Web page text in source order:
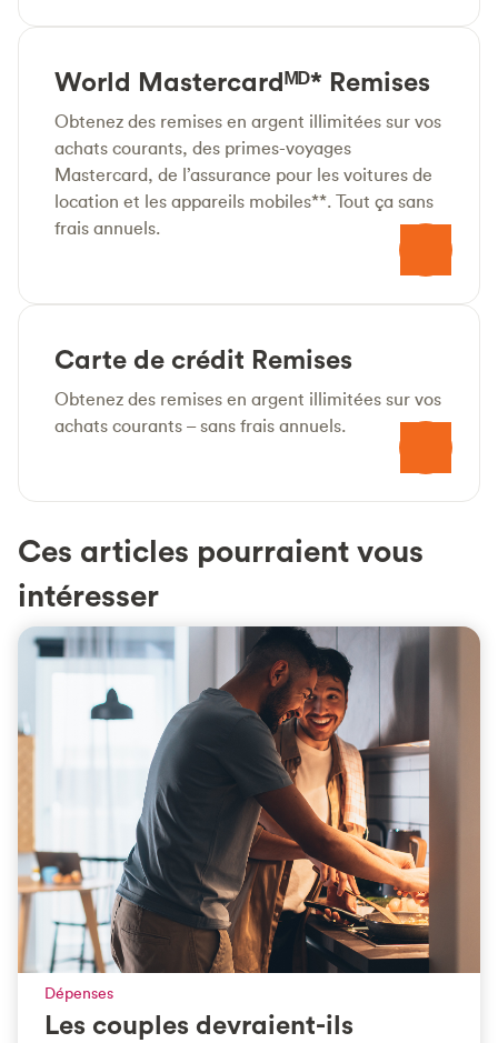
World Mastercardᴹᴰ* Remises
Obtenez des remises en argent illimitées sur vos
achats courants, des primes-voyages
Mastercard, de l’assurance pour les voitures de
location et les appareils mobiles**. Tout ça sans
frais annuels.
Carte de crédit Remises
Obtenez des remises en argent illimitées sur vos
achats courants – sans frais annuels.
Ces articles pourraient vous
intéresser
Dépenses
Les couples devraient-ils